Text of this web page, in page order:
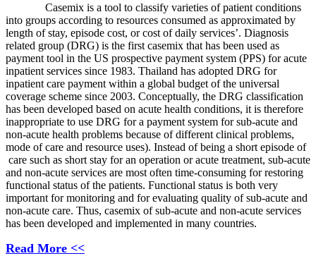
Casemix is a tool to classify varieties of patient conditions
into groups according to resources consumed as approximated by
length of stay, episode cost, or cost of daily services’. Diagnosis
related group (DRG) is the first casemix that has been used as
payment tool in the US prospective payment system (PPS) for acute
inpatient services since 1983. Thailand has adopted DRG for
inpatient care payment within a global budget of the universal
coverage scheme since 2003. Conceptually, the DRG classification
has been developed based on acute health conditions, it is therefore
inappropriate to use DRG for a payment system for sub-acute and
non-acute health problems because of different clinical problems,
mode of care and resource uses). Instead of being a short episode of
care such as short stay for an operation or acute treatment, sub-acute
and non-acute services are most often time-consuming for restoring
functional status of the patients. Functional status is both very
important for monitoring and for evaluating quality of sub-acute and
non-acute care. Thus, casemix of sub-acute and non-acute services
has been developed and implemented in many countries.
Read More <<